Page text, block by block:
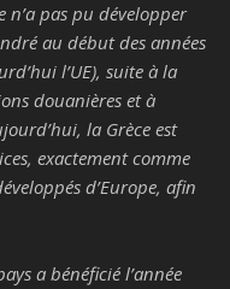
pas pu développer
au début des années
l’UE), suite à la
douanières et à
la Grèce est
exactement comme
d’Europe, afin
a bénéficié l’année